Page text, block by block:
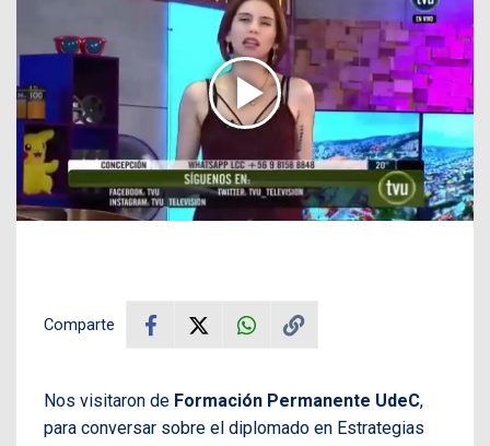
Comparte
Nos visitaron de Formación Permanente UdeC,
para conversar sobre el diplomado en Estrategias